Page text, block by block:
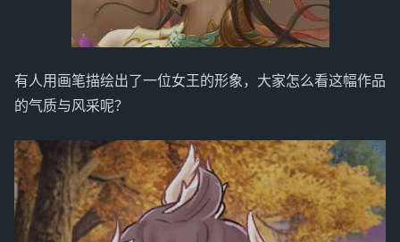
有人用画笔描绘出了一位女王的形象，大家怎么看这幅作品
的气质与风采呢？